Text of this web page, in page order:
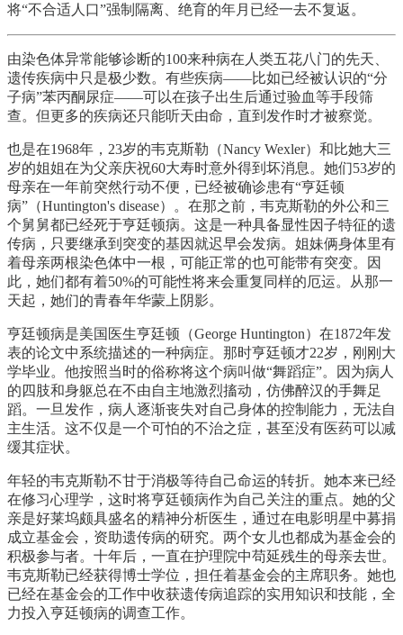
将“不合适人口”强制隔离、绝育的年月已经一去不复返。
由染色体异常能够诊断的100来种病在人类五花八门的先天、
遗传疾病中只是极少数。有些疾病——比如已经被认识的“分
子病”苯丙酮尿症——可以在孩子出生后通过验血等手段筛
查。但更多的疾病还只能听天由命，直到发作时才被察觉。
也是在1968年，23岁的韦克斯勒（Nancy Wexler）和比她大三
岁的姐姐在为父亲庆祝60大寿时意外得到坏消息。她们53岁的
母亲在一年前突然行动不便，已经被确诊患有“亨廷顿
病”（Huntington's disease）。在那之前，韦克斯勒的外公和三
个舅舅都已经死于亨廷顿病。这是一种具备显性因子特征的遗
传病，只要继承到突变的基因就迟早会发病。姐妹俩身体里有
着母亲两根染色体中一根，可能正常的也可能带有突变。因
此，她们都有着50%的可能性将来会重复同样的厄运。从那一
天起，她们的青春年华蒙上阴影。
亨廷顿病是美国医生亨廷顿（George Huntington）在1872年发
表的论文中系统描述的一种病症。那时亨廷顿才22岁，刚刚大
学毕业。他按照当时的俗称将这个病叫做“舞蹈症”。因为病人
的四肢和身躯总在不由自主地激烈搐动，仿佛醉汉的手舞足
蹈。一旦发作，病人逐渐丧失对自己身体的控制能力，无法自
主生活。这不仅是一个可怕的不治之症，甚至没有医药可以减
缓其症状。
年轻的韦克斯勒不甘于消极等待自己命运的转折。她本来已经
在修习心理学，这时将亨廷顿病作为自己关注的重点。她的父
亲是好莱坞颇具盛名的精神分析医生，通过在电影明星中募捐
成立基金会，资助遗传病的研究。两个女儿也都成为基金会的
积极参与者。十年后，一直在护理院中苟延残生的母亲去世。
韦克斯勒已经获得博士学位，担任着基金会的主席职务。她也
已经在基金会的工作中收获遗传病追踪的实用知识和技能，全
力投入亨廷顿病的调查工作。